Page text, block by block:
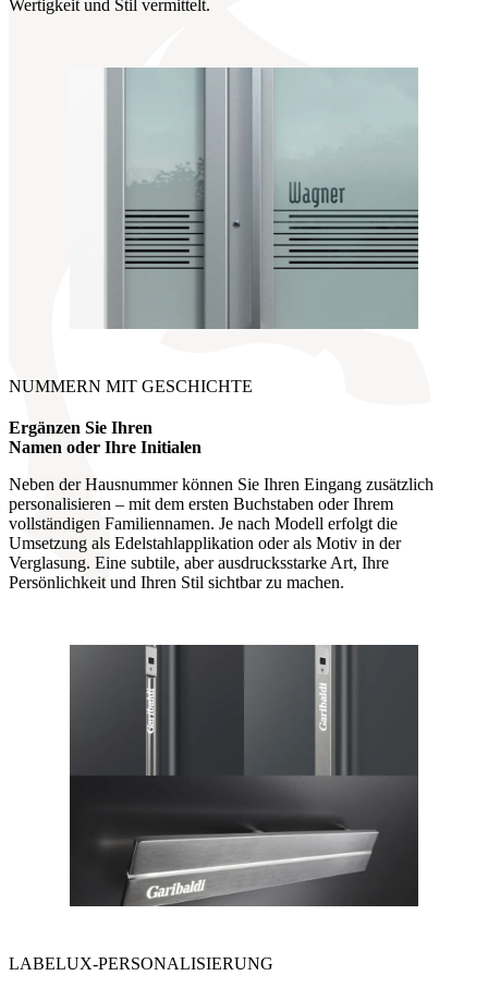
Wertigkeit und Stil vermittelt.
NUMMERN MIT GESCHICHTE
Ergänzen Sie Ihren
Namen oder Ihre Initialen
Neben der Hausnummer können Sie Ihren Eingang zusätzlich
personalisieren – mit dem ersten Buchstaben oder Ihrem
vollständigen Familiennamen. Je nach Modell erfolgt die
Umsetzung als Edelstahlapplikation oder als Motiv in der
Verglasung. Eine subtile, aber ausdrucksstarke Art, Ihre
Persönlichkeit und Ihren Stil sichtbar zu machen.
LABELUX-PERSONALISIERUNG